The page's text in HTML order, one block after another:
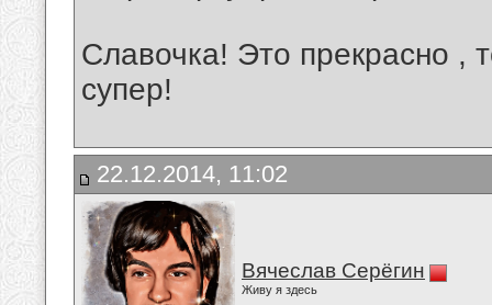
Славочка! Это прекрасно ,
супер!
22.12.2014, 11:02
Вячеслав Серёгин
Живу я здесь